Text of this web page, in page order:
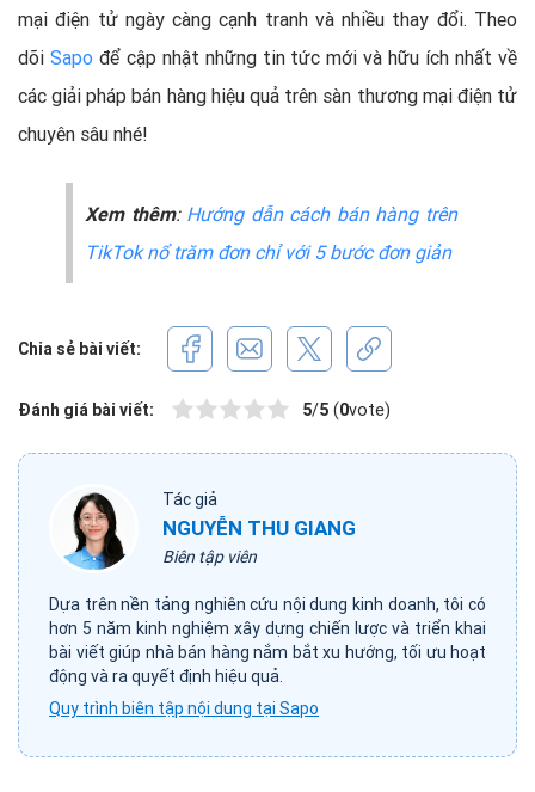
mại điện tử ngày càng cạnh tranh và nhiều thay đổi. Theo
dõi Sapo để cập nhật những tin tức mới và hữu ích nhất về
các giải pháp bán hàng hiệu quả trên sàn thương mại điện tử
chuyên sâu nhé!
Xem thêm: Hướng dẫn cách bán hàng trên
TikTok nổ trăm đơn chỉ với 5 bước đơn giản
Chia sẻ bài viết:
Đánh giá bài viết: 5/5 (0vote)
Tác giả
NGUYỄN THU GIANG
Biên tập viên
Dựa trên nền tảng nghiên cứu nội dung kinh doanh, tôi có
hơn 5 năm kinh nghiệm xây dựng chiến lược và triển khai
bài viết giúp nhà bán hàng nắm bắt xu hướng, tối ưu hoạt
động và ra quyết định hiệu quả.
Quy trình biên tập nội dung tại Sapo